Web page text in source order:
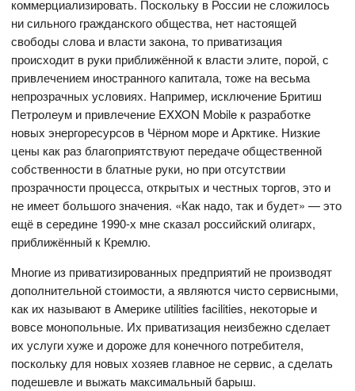
коммерциализировать. Поскольку в России не сложилось
ни сильного гражданского общества, нет настоящей
свободы слова и власти закона, то приватизация
происходит в руки приближённой к власти элите, порой, с
привлечением иностранного капитала, тоже на весьма
непрозрачных условиях. Например, исключение Бритиш
Петролеум и привлечение EXXON Mobile к разработке
новых энергоресурсов в Чёрном море и Арктике. Низкие
цены как раз благоприятствуют передаче общественной
собственности в блатные руки, но при отсутствии
прозрачности процесса, открытых и честных торгов, это и
не имеет большого значения. «Как надо, так и будет» — это
ещё в середине 1990-х мне сказал российский олигарх,
приближённый к Кремлю.
Многие из приватизированных предприятий не производят
дополнительной стоимости, а являются чисто сервисными,
как их называют в Америке utilities facilities, некоторые и
вовсе монопольные. Их приватизация неизбежно сделает
их услуги хуже и дороже для конечного потребителя,
поскольку для новых хозяев главное не сервис, а сделать
подешевле и выжать максимальный барыш.